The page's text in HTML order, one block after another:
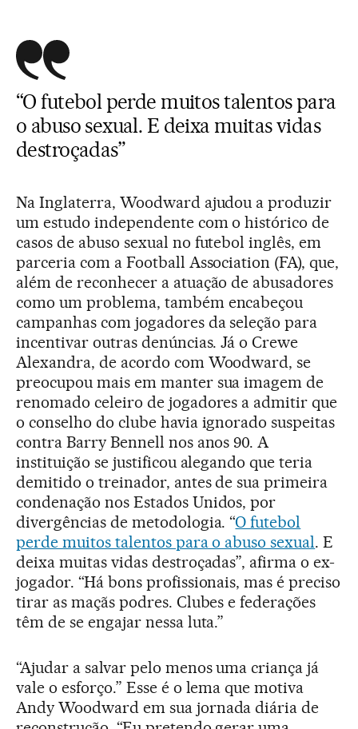
“O futebol perde muitos talentos para
o abuso sexual. E deixa muitas vidas
destroçadas”
Na Inglaterra, Woodward ajudou a produzir
um estudo independente com o histórico de
casos de abuso sexual no futebol inglês, em
parceria com a Football Association (FA), que,
além de reconhecer a atuação de abusadores
como um problema, também encabeçou
campanhas com jogadores da seleção para
incentivar outras denúncias. Já o Crewe
Alexandra, de acordo com Woodward, se
preocupou mais em manter sua imagem de
renomado celeiro de jogadores a admitir que
o conselho do clube havia ignorado suspeitas
contra Barry Bennell nos anos 90. A
instituição se justificou alegando que teria
demitido o treinador, antes de sua primeira
condenação nos Estados Unidos, por
divergências de metodologia. “O futebol
perde muitos talentos para o abuso sexual. E
deixa muitas vidas destroçadas”, afirma o ex-
jogador. “Há bons profissionais, mas é preciso
tirar as maçãs podres. Clubes e federações
têm de se engajar nessa luta.”
“Ajudar a salvar pelo menos uma criança já
vale o esforço.” Esse é o lema que motiva
Andy Woodward em sua jornada diária de